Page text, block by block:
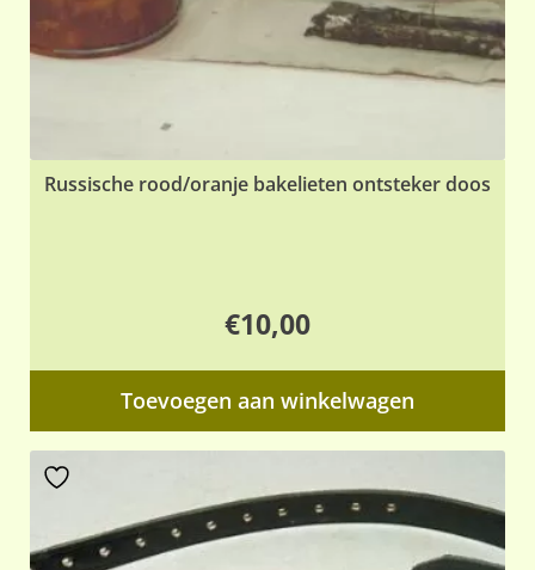
Russische rood/oranje bakelieten ontsteker doos
€10,00
Toevoegen aan winkelwagen